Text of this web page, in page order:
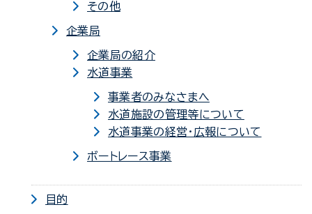
その他
企業局
企業局の紹介
水道事業
事業者のみなさまへ
水道施設の管理等について
水道事業の経営・広報について
ボートレース事業
目的